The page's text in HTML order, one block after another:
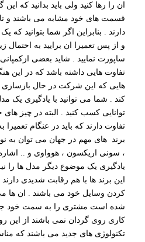
ان را رها کنید ولی باید بدانید که
قسمت های خود مشابه می باشند و
دارند . بنابراین اگر شما بتوانید
و از پس تعمیرا ان برایید به احتمال
ساپورت نمایید . شاید بعضی
تفاوت هایی داشته باشد که در این
هایی که این شرکت در حال
کند . شما می توانید با یادگیری یک
توانایی کسب کنید . البته در چیز
تفاوت دارند که باید در عنگام
برند های مهم در جهان می توان به
، سونی اریکسون ، هوواوی و ..
یادگیری یک موضوع دیگر مدل ها را نیز
این برند ها با هم رقابت شدیدی
کردن وسایل خود می باشند . ان ها
شده است مشتری را به سمت خود
کاری روی گردان نمی باشند از این
تکنولوژی های جدید می باشند که